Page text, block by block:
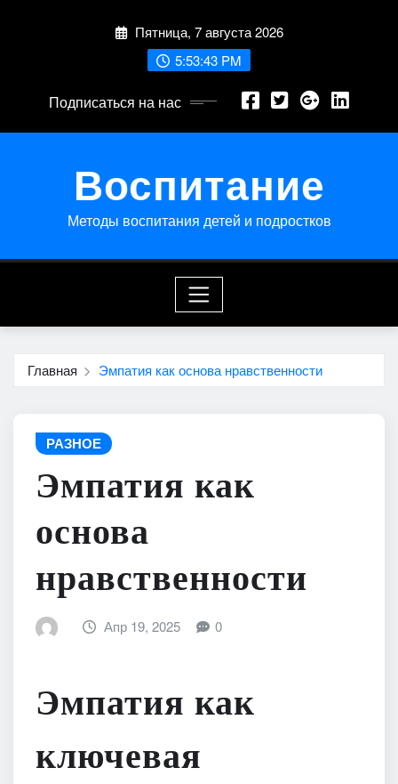
Пятница, 7 августа 2026
5:53:43 PM
Подписаться на нас
Воспитание
Методы воспитания детей и подростков
Главная Эмпатия как основа нравственности
РАЗНОЕ
Эмпатия как
основа
нравственности
Апр 19, 2025 0
Эмпатия как
ключевая